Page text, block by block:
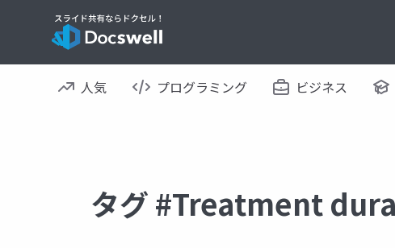
人気 プログラミング ビジネス
タグ #Treatment